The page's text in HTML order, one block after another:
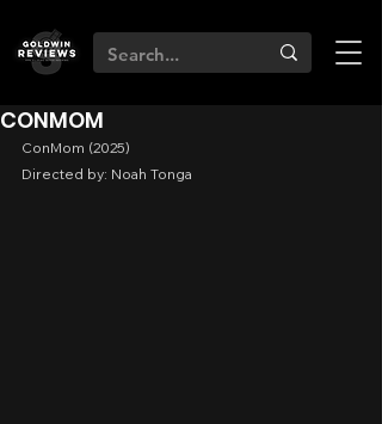
CONMOM
ConMom (2025)
Directed by: Noah Tonga